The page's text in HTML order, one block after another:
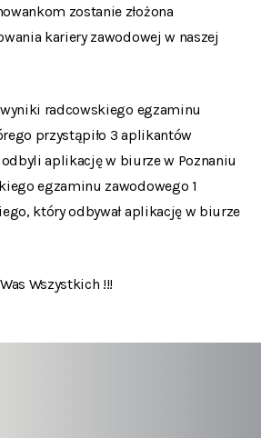
zostanie złożona
kariery zawodowej w naszej
radcowskiego egzaminu
przystąpiło 3 aplikantów
aplikację w biurze w Poznaniu
egzaminu zawodowego 1
który odbywał aplikację w biurze
Wszystkich !!!